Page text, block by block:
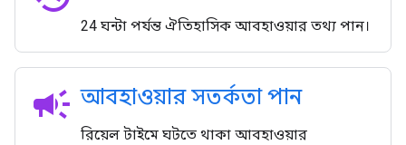
24 ঘন্টা পর্যন্ত ঐতিহাসিক আবহাওয়ার তথ্য পান।
campaign আবহাওয়ার সতর্কতা পান
রিয়েল টাইমে ঘটতে থাকা আবহাওয়ার